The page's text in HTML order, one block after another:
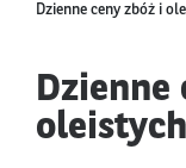
Dzienne ceny zbóż i
Dzienne